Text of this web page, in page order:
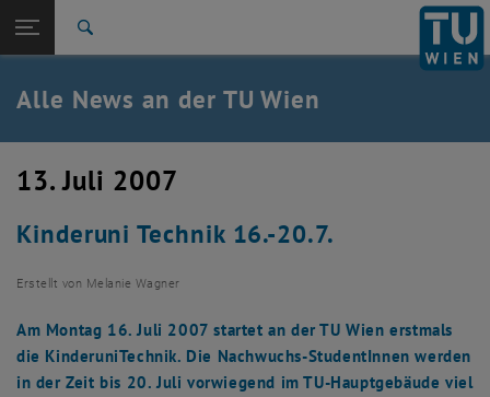
TU Login
Quicklinks
Quicklinks-Menü umschalten
Studium
Karriere
Zurück: Subseiten von TU Wien Startseite auflisten
Zurück zur letzten Ebene:
TU Wien Startseite
Übersicht
Alle News an der TU Wien
13. Juli 2007
Kinderuni Technik 16.-20.7.
Erstellt von Melanie Wagner
Am Montag 16. Juli 2007 startet an der TU Wien erstmals
die KinderuniTechnik. Die Nachwuchs-StudentInnen werden
in der Zeit bis 20. Juli vorwiegend im TU-Hauptgebäude viel